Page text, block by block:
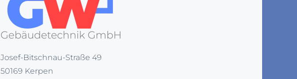
Josef-Bitschnau-Straße 49
50169 Kerpen